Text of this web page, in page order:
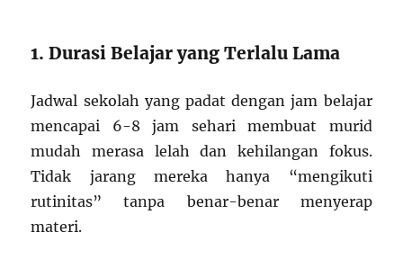
1. Durasi Belajar yang Terlalu Lama
Jadwal sekolah yang padat dengan jam belajar
mencapai 6-8 jam sehari membuat murid
mudah merasa lelah dan kehilangan fokus.
Tidak jarang mereka hanya “mengikuti
rutinitas” tanpa benar-benar menyerap
materi.